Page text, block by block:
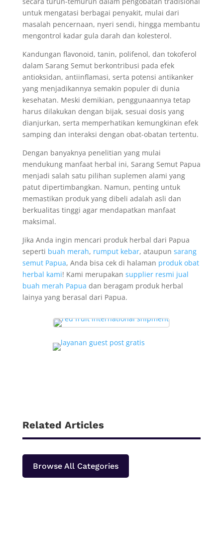
untuk mengatasi berbagai penyakit, mulai dari
masalah pencernaan, nyeri sendi, hingga membantu
mengontrol kadar gula darah dan kolesterol.
Kandungan flavonoid, tanin, polifenol, dan tokoferol
dalam Sarang Semut berkontribusi pada efek
antioksidan, antiinflamasi, serta potensi antikanker
yang menjadikannya semakin populer di dunia
kesehatan. Meski demikian, penggunaannya tetap
harus dilakukan dengan bijak, sesuai dosis yang
dianjurkan, serta memperhatikan kemungkinan efek
samping dan interaksi dengan obat-obatan tertentu.
Dengan banyaknya penelitian yang mulai
mendukung manfaat herbal ini, Sarang Semut Papua
menjadi salah satu pilihan suplemen alami yang
patut dipertimbangkan. Namun, penting untuk
memastikan produk yang dibeli adalah asli dan
berkualitas tinggi agar mendapatkan manfaat
maksimal.
Jika Anda ingin mencari produk herbal dari Papua
seperti buah merah, rumput kebar, ataupun sarang
semut Papua, Anda bisa cek di halaman produk obat
herbal kami! Kami merupakan supplier resmi jual
buah merah Papua dan beragam produk herbal
lainya yang berasal dari Papua.
Related Articles
Browse All Categories